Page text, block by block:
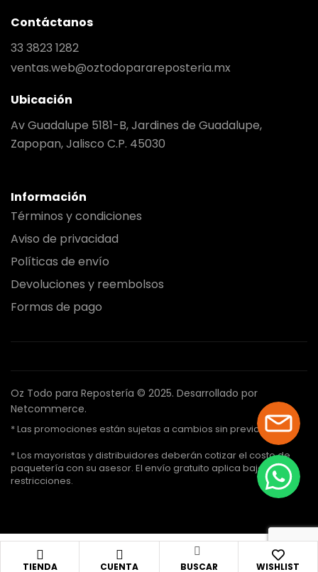
TIENDA CUENTA BUSCAR WISHLIST
Contáctanos
33 3823 1282
ventas.web@oztodoparareposteria.mx
Ubicación
Av Guadalupe 5181-B, Jardines de Guadalupe,
Zapopan, Jalisco C.P. 45030
Información
Términos y condiciones
Aviso de privacidad
Políticas de envío
Devoluciones y reembolsos
Formas de pago
Oz Todo para Repostería © 2025. Desarrollado por
Netcommerce.
* Las promociones están sujetas a cambios sin previo aviso.
* Los mayoristas y distribuidores deberán cotizar el costo de
paquetería con su asesor. El envío gratuito aplica bajo ciertas
restricciones.